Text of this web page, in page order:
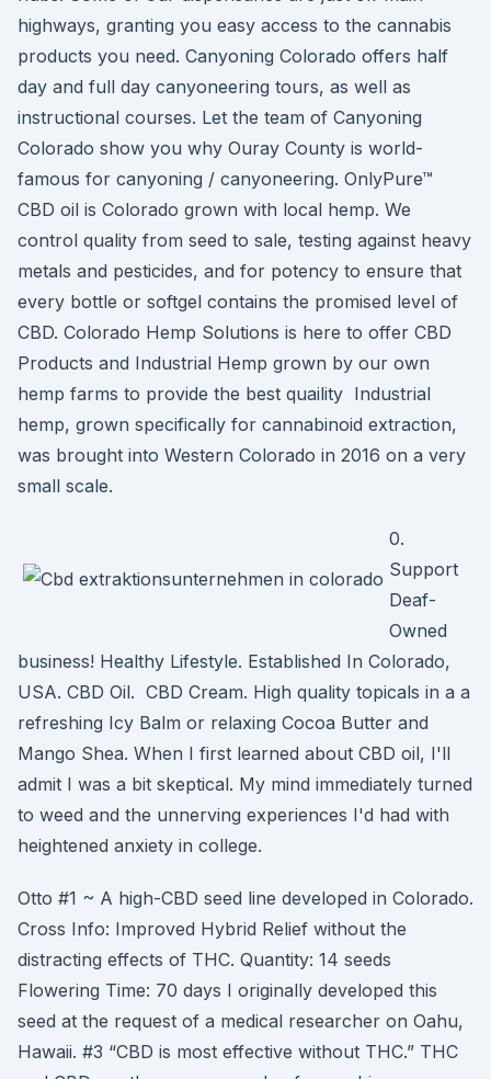
highways, granting you easy access to the cannabis
products you need. Canyoning Colorado offers half
day and full day canyoneering tours, as well as
instructional courses. Let the team of Canyoning
Colorado show you why Ouray County is world-
famous for canyoning / canyoneering. OnlyPure™
CBD oil is Colorado grown with local hemp. We
control quality from seed to sale, testing against heavy
metals and pesticides, and for potency to ensure that
every bottle or softgel contains the promised level of
CBD. Colorado Hemp Solutions is here to offer CBD
Products and Industrial Hemp grown by our own
hemp farms to provide the best quaility Industrial
hemp, grown specifically for cannabinoid extraction,
was brought into Western Colorado in 2016 on a very
small scale.
0.
Support
Deaf-
Owned
business! Healthy Lifestyle. Established In Colorado,
USA. CBD Oil. CBD Cream. High quality topicals in a a
refreshing Icy Balm or relaxing Cocoa Butter and
Mango Shea. When I first learned about CBD oil, I'll
admit I was a bit skeptical. My mind immediately turned
to weed and the unnerving experiences I'd had with
heightened anxiety in college.
Otto #1 ~ A high-CBD seed line developed in Colorado.
Cross Info: Improved Hybrid Relief without the
distracting effects of THC. Quantity: 14 seeds
Flowering Time: 70 days I originally developed this
seed at the request of a medical researcher on Oahu,
Hawaii. #3 “CBD is most effective without THC.” THC